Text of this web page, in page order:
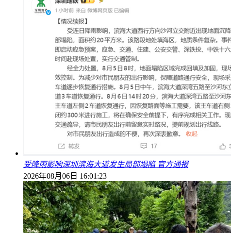
受降雨影响深圳滨海大道发生局部塌陷 官方通报
2026年08月06日 16:01:23